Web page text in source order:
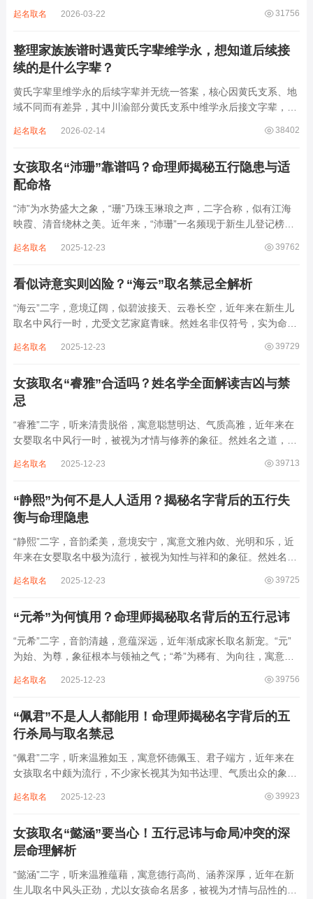
离叫名字时辨识度不高。昌字本义为兴盛、繁茂，发字核心指向发
31756
起名取名 2026-03-22
整理家族族谱时遇黄氏字辈维学永，想知道后续接
续的是什么字辈？
黄氏字辈里维学永的后续字辈并无统一答案，核心因黄氏支系、地
域不同而有差异，其中川渝部分黄氏支系中维学永后接文字辈，完
某支系的续修字辈，在安岳、岳池一带的黄氏族谱里能明确查到，
38402
起名取名 2026-02-14
女孩取名“沛珊”靠谱吗？命理师揭秘五行隐患与适
配命格
“沛”为水势盛大之象，“珊”乃珠玉琳琅之声，二字合称，似有江海
映霞、清音绕林之美。近年来，“沛珊”一名频现于新生儿登记榜
雅符号，实为命理五行流转之枢纽。一字之选，关乎气场平衡。沛
39762
起名取名 2025-12-23
看似诗意实则凶险？“海云”取名禁忌全解析
“海云”二字，意境辽阔，似碧波接天、云卷长空，近年来在新生儿
取名中风行一时，尤受文艺家庭青睐。然姓名非仅符号，实为命局
滔天，木浮无根，阴气过重，易致意志不坚、事业漂泊、健康受
39729
起名取名 2025-12-23
女孩取名“睿雅”合适吗？姓名学全面解读吉凶与禁
忌
“睿雅”二字，听来清贵脱俗，寓意聪慧明达、气质高雅，近年来在
女婴取名中风行一时，被视为才情与修养的象征。然姓名之道，贵
增心力。细察“睿雅”之局，实藏金水成势、火土受制之患，若不顾
39713
起名取名 2025-12-23
“静熙”为何不是人人适用？揭秘名字背后的五行失
衡与命理隐患
“静熙”二字，音韵柔美，意境安宁，寓意文雅内敛、光明和乐，近
年来在女婴取名中极为流行，被视为知性与祥和的象征。然姓名命
象，实藏金水偏寒、火气受制之弊，若不顾八字强弱，盲目套用，
39725
起名取名 2025-12-23
“元希”为何慎用？命理师揭秘取名背后的五行忌讳
“元希”二字，音韵清越，意蕴深远，近年渐成家长取名新宠。“元”
为始、为尊，象征根本与领袖之气；“希”为稀有、为向往，寓意卓
象。然姓名非止文雅，实为命理气场之枢纽。一字之选，关乎运途
39756
起名取名 2025-12-23
“佩君”不是人人都能用！命理师揭秘名字背后的五
行杀局与取名禁忌
“佩君”二字，听来温雅如玉，寓意怀德佩玉、君子端方，近年来在
女孩取名中颇为流行，不少家长视其为知书达理、气质出众的象
察“佩君”之象，实藏金气过旺、木土受制之局，若不顾命主五行强
39923
起名取名 2025-12-23
女孩取名“懿涵”要当心！五行忌讳与命局冲突的深
层命理解析
“懿涵”二字，听来温雅蕴藉，寓意德行高尚、涵养深厚，近年在新
生儿取名中风头正劲，尤以女孩命名居多，被视为才情与品性的完